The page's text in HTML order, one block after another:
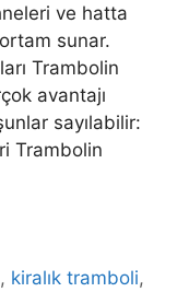
ve hatta
sunar.
Trambolin
avantajı
sayılabilir:
Trambolin
, kiralık tramboli,